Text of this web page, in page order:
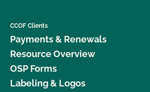
CCOF Clients
Payments & Renewals
Resource Overview
OSP Forms
Labeling & Logos